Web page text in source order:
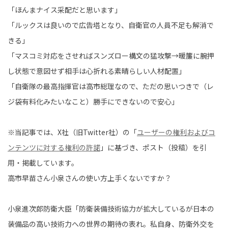
「ほんまナイス采配だと思います」
「ルックスは良いので広告塔となり、自衛官の人員不足も解消で
きる」
「マスコミ対応をさせればスンズロー構文の猛攻撃→暖簾に腕押
し状態で意図せず相手は心折れる素晴らしい人材配置」
「自衛隊の最高指揮官は高市総理なので、ただの思いつきで（レ
ジ袋有料化みたいなこと）勝手にできないので安心」
※当記事では、X社（旧Twitter社）の「ユーザーの権利およびコ
ンテンツに対する権利の許諾 」に基づき、ポスト（投稿）を引
用・掲載しています。
高市早苗さん小泉さんの使い方上手くないですか？
小泉進次郎防衛大臣「防衛装備技術協力が拡大しているが日本の
装備品の高い技術力への世界の期待の表れ。私自身、防衛外交を